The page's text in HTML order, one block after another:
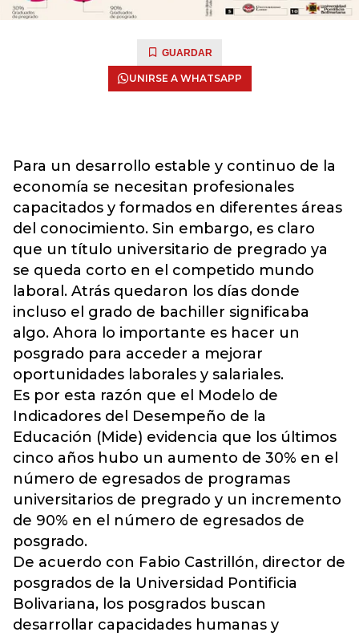
GUARDAR
UNIRSE A WHATSAPP
Para un desarrollo estable y continuo de la
economía se necesitan profesionales
capacitados y formados en diferentes áreas
del conocimiento. Sin embargo, es claro
que un título universitario de pregrado ya
se queda corto en el competido mundo
laboral. Atrás quedaron los días donde
incluso el grado de bachiller significaba
algo. Ahora lo importante es hacer un
posgrado para acceder a mejorar
oportunidades laborales y salariales.
Es por esta razón que el Modelo de
Indicadores del Desempeño de la
Educación (Mide) evidencia que los últimos
cinco años hubo un aumento de 30% en el
número de egresados de programas
universitarios de pregrado y un incremento
de 90% en el número de egresados de
posgrado.
De acuerdo con Fabio Castrillón, director de
posgrados de la Universidad Pontificia
Bolivariana, los posgrados buscan
desarrollar capacidades humanas y